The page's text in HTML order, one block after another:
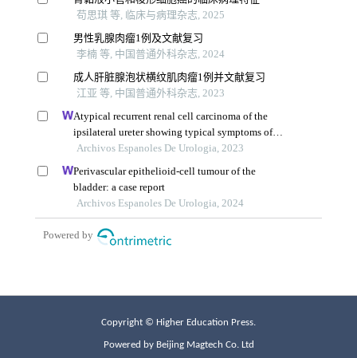
Copyright © Higher Education Press.
Powered by Beijing Magtech Co. Ltd